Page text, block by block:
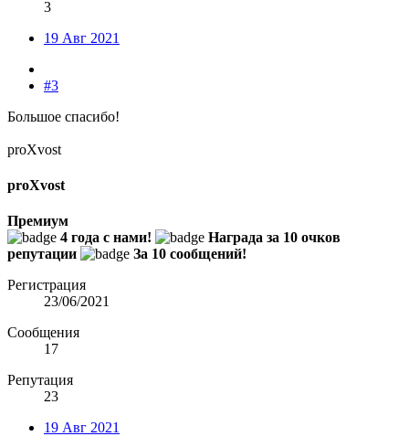
3
19 Авг 2021
#3
Большое спасибо!
proXvost
proXvost
Премиум
4 года с нами!
Награда за 10 очков
репутации
За 10 сообщений!
Регистрация
23/06/2021
Сообщения
17
Репутация
23
19 Авг 2021